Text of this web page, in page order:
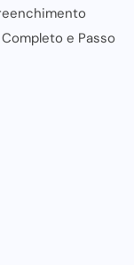
e Passo